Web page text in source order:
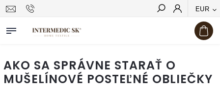
EUR
Hľadať
AKO SA SPRÁVNE STARAŤ O
MUŠELÍNOVÉ POSTEĽNÉ OBLIEČKY